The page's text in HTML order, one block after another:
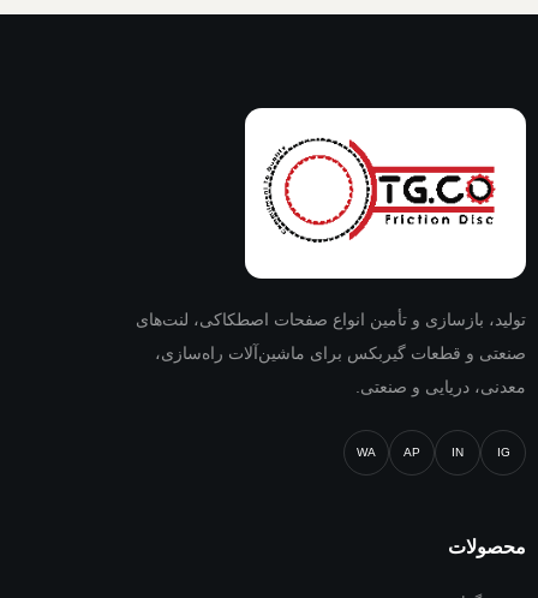
تولید، بازسازی و تأمین انواع صفحات اصطکاکی، لنت‌های
صنعتی و قطعات گیربکس برای ماشین‌آلات راه‌سازی،
معدنی، دریایی و صنعتی.
IG
IN
AP
WA
محصولات